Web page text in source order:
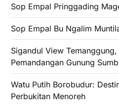
Sop Empal Pringgading
Sop Empal Bu Ngalim
Sigandul View
Pemandangan Gunung
Watu Putih Borobudur:
Perbukitan Menoreh